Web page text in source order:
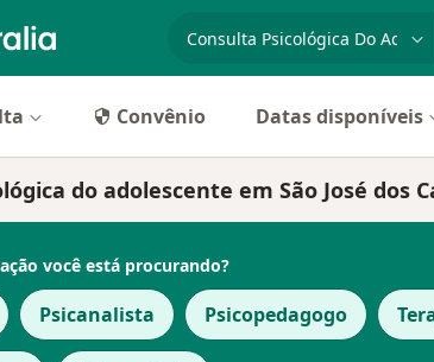
especialidade, doença ou
Convênio Datas disponíveis
do adolescente em São José dos
você está procurando?
Psicanalista Psicopedagogo